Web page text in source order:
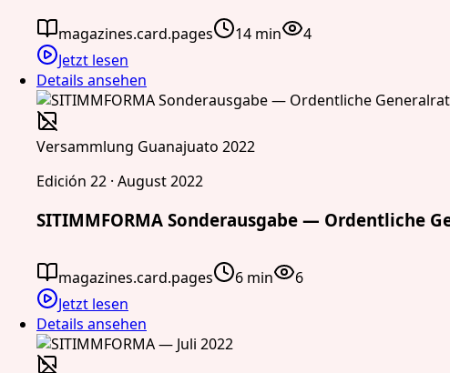
magazines.card.pages 14 min
4
Jetzt lesen
Details ansehen
Versammlung Guanajuato 2022
Edición 22 · August 2022
SITIMMFORMA Sonderausgabe — Ordentliche
magazines.card.pages 6 min
6
Jetzt lesen
Details ansehen